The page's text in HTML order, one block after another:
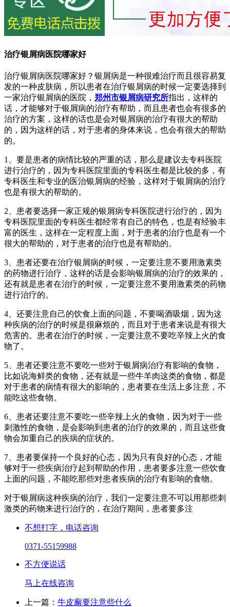
治疗银屑病医院哪家好
治疗银屑病医院哪家好？银屑病是一种很难治疗而且很容易复
发的一种皮肤病，所以患者在治疗银屑病的时候一定要选择到
一家治疗银屑病的医院， 郑州市银屑病研究所指出，这样的
话，才能够对于银屑病的治疗有帮助，而且患者也会有很多的
治疗的方案，这样的话也是会对银屑病的治疗有很大的帮助
的，因为这样的话，对于患者的身体来说，也会有很大的帮助
的。
1、要是患者的病情比较的严重的话，那么是建议去专科医院
进行治疗的，因为专科医院里面的专科医生都是比较的多，有
专科医生和专业的医治银屑病的经验，这样对于银屑病的治疗
也是有很大的帮助的。
2、患者要选择一家正规的银屑病专科医院进行治疗的，因为
专科医院里面的专科医生都经常有自己的特色，也是有经验丰
富的医生，这样在一定程度上面，对于患者的治疗也是有一个
很大的帮助的，对于患者的治疗也是有帮助的。
3、患者还要在治疗银屑病的时候，一定要注意不要用激素类
的药物进行治疗，这样的话是会影响银屑病的治疗的效果的，
还有就是患者在治疗的时候，一定要注意不要用激素类的药物
进行治疗的。
4、还要注意自己的饮食上面的问题，不要喝酒吸烟，因为这
种疾病的治疗的时候是很麻烦的，而且对于患者来说是有很大
危害的。患者在治疗的时候，一定要注意不要吃辛辣上火的食
物了。
5、患者还要注意不要吃一些对于银屑病治疗有影响的食物，
比如说海鲜类的食物，还有就是一些牛羊肉这类的食物，都是
对于患者的病情有很大的影响的，患者要在生活上多注意，不
能吃这些食物。
6、患者还要注意不要吃一些辛辣上火的食物，因为对于一些
刺激性的食物，是会影响到患者的治疗的效果的，而且这些食
物会加重自己的疾病的症状的。
7、患者要保持一个良好的心态，因为只有良好的心态，才能
够对于一些疾病治疗起到帮助的作用，患者要多注意一些饮食
上面的问题，不能吃那些对患者疾病的治疗有影响的食物。
对于银屑病这种疾病的治疗，我们一定要注意不可以用那些刺
激类的药物来进行治疗的，在治疗期间，患者要多注
不想打字，电话咨询
0371-55159988
不方便说话
马上在线咨询
上一篇： 牛皮廨要注意些什么